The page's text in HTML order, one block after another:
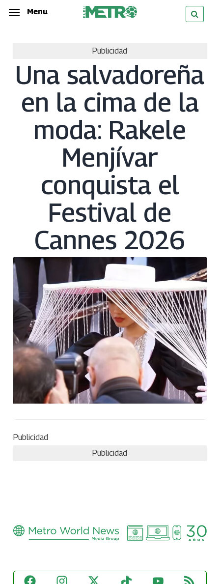
Skip
Menu
Publicidad
Una salvadoreña
en la cima de la
moda: Rakele
Menjívar
conquista el
Festival de
Cannes 2026
Publicidad
Publicidad
Menu